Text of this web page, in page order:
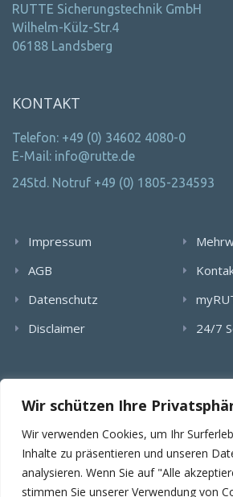
Wir schützen Ihre
Wir verwenden Cookies, um Ihr
Inhalte zu präsentieren und unseren
analysieren. Wenn Sie auf "Alle
stimmen Sie unserer Verwendung von
RUTTE Sicherungstechnik GmbH
Wilhelm-Külz-Str.4
06188 Landsberg
KONTAKT
Telefon: +49 (0) 34602 4080-0
E-Mail: info@rutte.de
24Std. Notruf +49 (0) 1805-234593
Impressum
AGB
Datenschutz
Disclaimer
24/7
Verlinkung von Bildern, textlichen
der schriftlichen Genehmigung der